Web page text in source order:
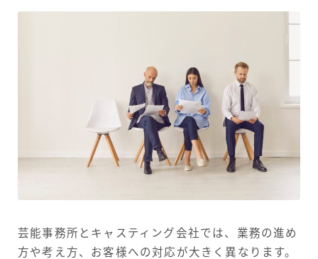
芸能事務所とキャスティング会社では、業務の進め
方や考え方、お客様への対応が大きく異なります。